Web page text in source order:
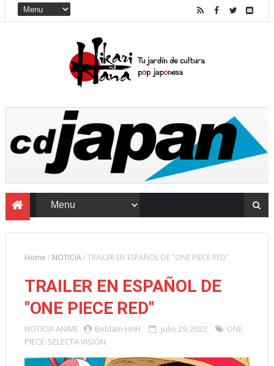
Home / NOTICIA/TRAILER EN ESPAÑOL DE "ONE PIECE RED"
TRAILER EN ESPAÑOL DE
"ONE PIECE RED"
NOTICIAANIME Beldam HnH julio 29, 2022
ONE
PIECE SELECTA VISIÓN